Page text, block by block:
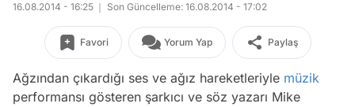
16.08.2014 - 16:25 Son Güncelleme: 16.08.2014 - 17:02
Favori Yorum Yap Paylaş
Ağzından çıkardığı ses ve ağız hareketleriyle müzik
performansı gösteren şarkıcı ve söz yazarı Mike